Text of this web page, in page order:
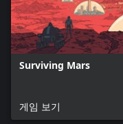
Surviving Mars
게임 보기